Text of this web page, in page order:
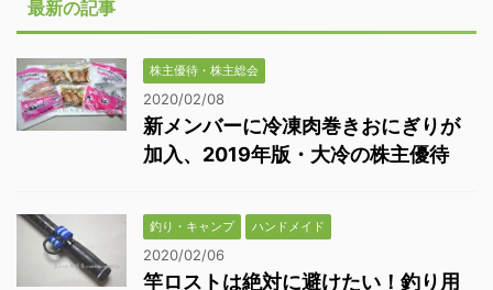
最新の記事
株主優待・株主総会
2020/02/08
新メンバーに冷凍肉巻きおにぎりが
加入、2019年版・大冷の株主優待
釣り・キャンプ ハンドメイド
2020/02/06
竿ロストは絶対に避けたい！釣り用